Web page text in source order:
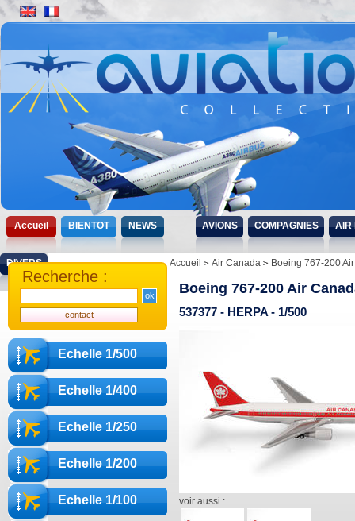
Accueil BIENTOT NEWS AVIONS COMPAGNIES AIR
DIVERS
Echelle 1/500
Echelle 1/400
Echelle 1/250
Echelle 1/200
Echelle 1/100
Recherche :
Accueil Air Canada Boeing 767-200
Boeing 767-200 Air
537377 - HERPA - 1/500
voir aussi :